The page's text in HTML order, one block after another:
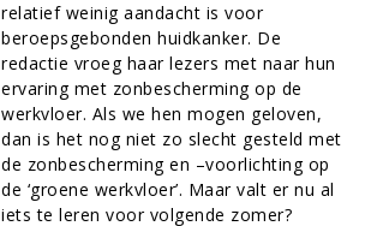
relatief weinig aandacht is voor
beroepsgebonden huidkanker. De
redactie vroeg haar lezers met naar hun
ervaring met zonbescherming op de
werkvloer. Als we hen mogen geloven,
dan is het nog niet zo slecht gesteld met
de zonbescherming en –voorlichting op
de ‘groene werkvloer’. Maar valt er nu al
iets te leren voor volgende zomer?